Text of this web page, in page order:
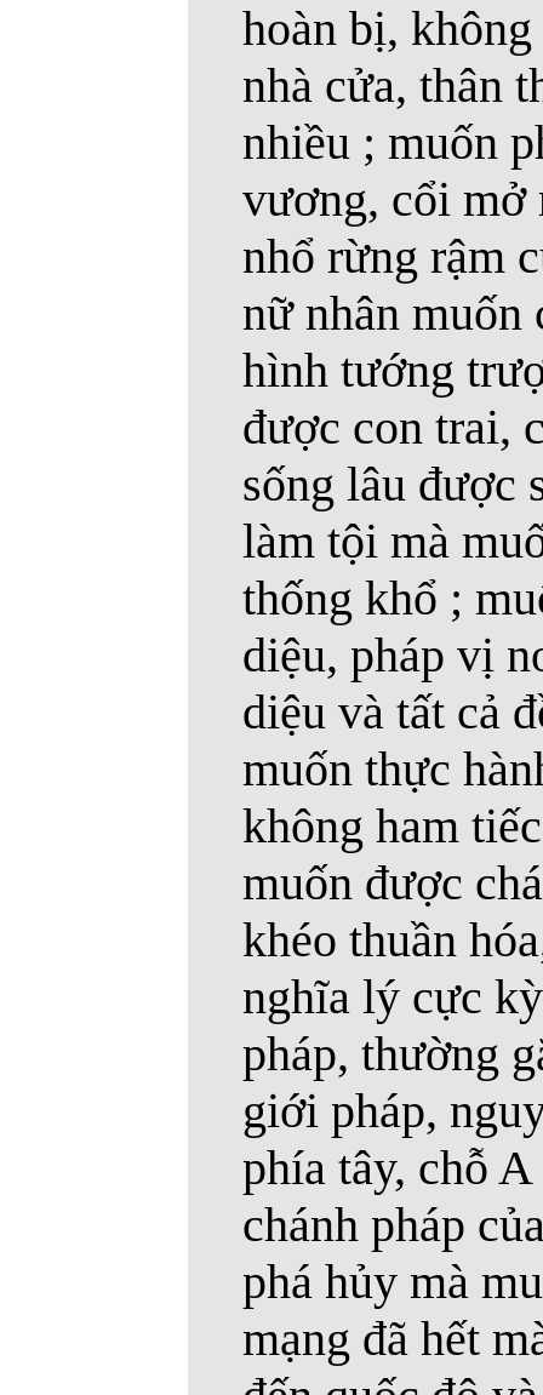
hoàn bị,
nhà cửa, thân
nhiều ; muốn
vương, cổi mở
nhổ rừng rậm
nữ nhân muốn
hình tướng
được con trai,
sống lâu được
làm tội mà
thống khổ ;
diệu, pháp vị
diệu và tất cả
muốn thực
không ham
muốn được
khéo thuần
nghĩa lý cực
pháp, thường
giới pháp,
phía tây, chỗ
chánh pháp
phá hủy mà
mạng đã hết